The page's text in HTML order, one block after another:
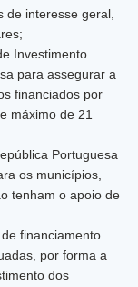
de interesse geral,
Investimento
para assegurar a
financiados por
máximo de 21
Portuguesa
os municípios,
tenham o apoio de
financiamento
por forma a
dos